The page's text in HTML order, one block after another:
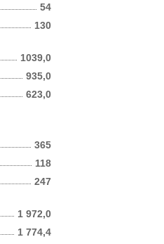
130
54
1039,0
935,0
623,0
365
247
118
1 972,0
1 774,4